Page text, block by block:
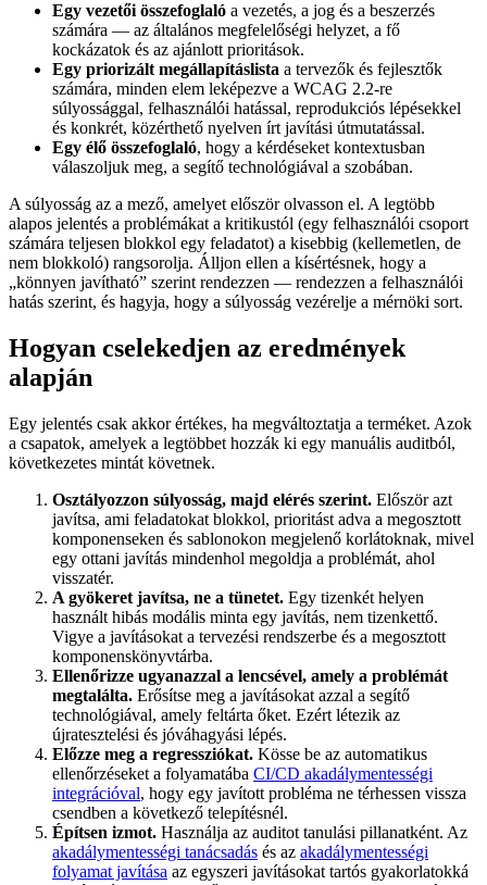
Egy vezetői összefoglaló a vezetés, a jog és a beszerzés
számára — az általános megfelelőségi helyzet, a fő
kockázatok és az ajánlott prioritások.
Egy priorizált megállapításlista a tervezők és fejlesztők
számára, minden elem leképezve a WCAG 2.2-re
súlyossággal, felhasználói hatással, reprodukciós lépésekkel
és konkrét, közérthető nyelven írt javítási útmutatással.
Egy élő összefoglaló, hogy a kérdéseket kontextusban
válaszoljuk meg, a segítő technológiával a szobában.
A súlyosság az a mező, amelyet először olvasson el. A legtöbb
alapos jelentés a problémákat a kritikustól (egy felhasználói csoport
számára teljesen blokkol egy feladatot) a kisebbig (kellemetlen, de
nem blokkoló) rangsorolja. Álljon ellen a kísértésnek, hogy a
„könnyen javítható” szerint rendezzen — rendezzen a felhasználói
hatás szerint, és hagyja, hogy a súlyosság vezérelje a mérnöki sort.
Hogyan cselekedjen az eredmények
alapján
Egy jelentés csak akkor értékes, ha megváltoztatja a terméket. Azok
a csapatok, amelyek a legtöbbet hozzák ki egy manuális auditból,
következetes mintát követnek.
Osztályozzon súlyosság, majd elérés szerint. Először azt
javítsa, ami feladatokat blokkol, prioritást adva a megosztott
komponenseken és sablonokon megjelenő korlátoknak, mivel
egy ottani javítás mindenhol megoldja a problémát, ahol
visszatér.
A gyökeret javítsa, ne a tünetet. Egy tizenkét helyen
használt hibás modális minta egy javítás, nem tizenkettő.
Vigye a javításokat a tervezési rendszerbe és a megosztott
komponenskönyvtárba.
Ellenőrizze ugyanazzal a lencsével, amely a problémát
megtalálta. Erősítse meg a javításokat azzal a segítő
technológiával, amely feltárta őket. Ezért létezik az
újratesztelési és jóváhagyási lépés.
Előzze meg a regressziókat. Kösse be az automatikus
ellenőrzéseket a folyamatába CI/CD akadálymentességi
integrációval, hogy egy javított probléma ne térhessen vissza
csendben a következő telepítésnél.
Építsen izmot. Használja az auditot tanulási pillanatként. Az
akadálymentességi tanácsadás és az akadálymentességi
folyamat javítása az egyszeri javításokat tartós gyakorlatokká